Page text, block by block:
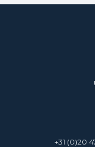
+31 (0)20